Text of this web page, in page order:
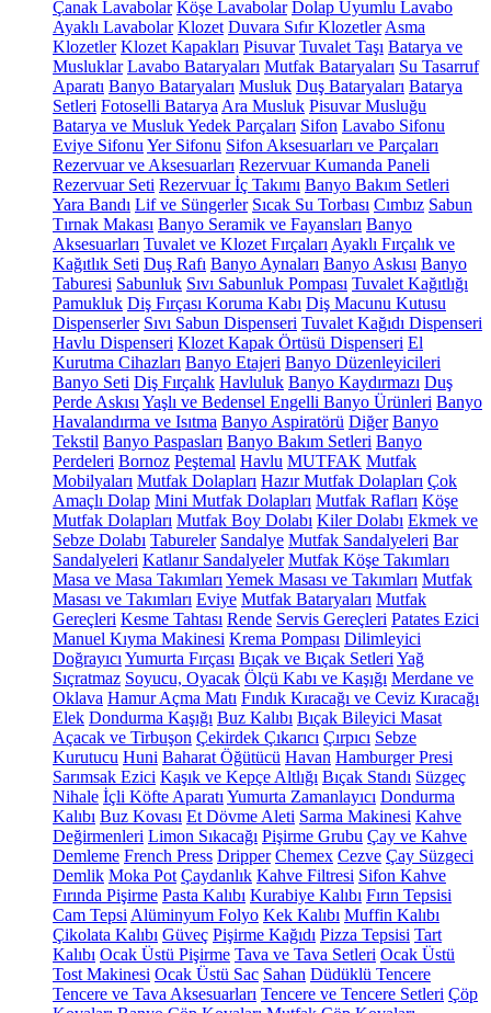
Çanak Lavabolar Köşe Lavabolar Dolap Uyumlu Lavabo
Ayaklı Lavabolar Klozet Duvara Sıfır Klozetler Asma
Klozetler Klozet Kapakları Pisuvar Tuvalet Taşı Batarya ve
Musluklar Lavabo Bataryaları Mutfak Bataryaları Su Tasarruf
Aparatı Banyo Bataryaları Musluk Duş Bataryaları Batarya
Setleri Fotoselli Batarya Ara Musluk Pisuvar Musluğu
Batarya ve Musluk Yedek Parçaları Sifon Lavabo Sifonu
Eviye Sifonu Yer Sifonu Sifon Aksesuarları ve Parçaları
Rezervuar ve Aksesuarları Rezervuar Kumanda Paneli
Rezervuar Seti Rezervuar İç Takımı Banyo Bakım Setleri
Yara Bandı Lif ve Süngerler Sıcak Su Torbası Cımbız Sabun
Tırnak Makası Banyo Seramik ve Fayansları Banyo
Aksesuarları Tuvalet ve Klozet Fırçaları Ayaklı Fırçalık ve
Kağıtlık Seti Duş Rafı Banyo Aynaları Banyo Askısı Banyo
Taburesi Sabunluk Sıvı Sabunluk Pompası Tuvalet Kağıtlığı
Pamukluk Diş Fırçası Koruma Kabı Diş Macunu Kutusu
Dispenserler Sıvı Sabun Dispenseri Tuvalet Kağıdı Dispenseri
Havlu Dispenseri Klozet Kapak Örtüsü Dispenseri El
Kurutma Cihazları Banyo Etajeri Banyo Düzenleyicileri
Banyo Seti Diş Fırçalık Havluluk Banyo Kaydırmazı Duş
Perde Askısı Yaşlı ve Bedensel Engelli Banyo Ürünleri Banyo
Havalandırma ve Isıtma Banyo Aspiratörü Diğer Banyo
Tekstil Banyo Paspasları Banyo Bakım Setleri Banyo
Perdeleri Bornoz Peştemal Havlu MUTFAK Mutfak
Mobilyaları Mutfak Dolapları Hazır Mutfak Dolapları Çok
Amaçlı Dolap Mini Mutfak Dolapları Mutfak Rafları Köşe
Mutfak Dolapları Mutfak Boy Dolabı Kiler Dolabı Ekmek ve
Sebze Dolabı Tabureler Sandalye Mutfak Sandalyeleri Bar
Sandalyeleri Katlanır Sandalyeler Mutfak Köşe Takımları
Masa ve Masa Takımları Yemek Masası ve Takımları Mutfak
Masası ve Takımları Eviye Mutfak Bataryaları Mutfak
Gereçleri Kesme Tahtası Rende Servis Gereçleri Patates Ezici
Manuel Kıyma Makinesi Krema Pompası Dilimleyici
Doğrayıcı Yumurta Fırçası Bıçak ve Bıçak Setleri Yağ
Sıçratmaz Soyucu, Oyacak Ölçü Kabı ve Kaşığı Merdane ve
Oklava Hamur Açma Matı Fındık Kıracağı ve Ceviz Kıracağı
Elek Dondurma Kaşığı Buz Kalıbı Bıçak Bileyici Masat
Açacak ve Tirbuşon Çekirdek Çıkarıcı Çırpıcı Sebze
Kurutucu Huni Baharat Öğütücü Havan Hamburger Presi
Sarımsak Ezici Kaşık ve Kepçe Altlığı Bıçak Standı Süzgeç
Nihale İçli Köfte Aparatı Yumurta Zamanlayıcı Dondurma
Kalıbı Buz Kovası Et Dövme Aleti Sarma Makinesi Kahve
Değirmenleri Limon Sıkacağı Pişirme Grubu Çay ve Kahve
Demleme French Press Dripper Chemex Cezve Çay Süzgeci
Demlik Moka Pot Çaydanlık Kahve Filtresi Sifon Kahve
Fırında Pişirme Pasta Kalıbı Kurabiye Kalıbı Fırın Tepsisi
Cam Tepsi Alüminyum Folyo Kek Kalıbı Muffin Kalıbı
Çikolata Kalıbı Güveç Pişirme Kağıdı Pizza Tepsisi Tart
Kalıbı Ocak Üstü Pişirme Tava ve Tava Setleri Ocak Üstü
Tost Makinesi Ocak Üstü Sac Sahan Düdüklü Tencere
Tencere ve Tava Aksesuarları Tencere ve Tencere Setleri Çöp